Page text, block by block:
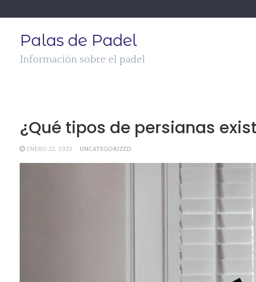
to
Palas de Padel
Información sobre el padel
¿Qué tipos de persianas
ENERO 23, 2023 UNCATEGORIZED